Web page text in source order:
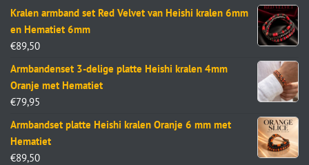
Kralen armband set Red Velvet van Heishi kralen 6mm
en Hematiet 6mm
€89,50
Armbandenset 3-delige platte Heishi kralen 4mm
Oranje met Hematiet
€79,95
Armbandset platte Heishi kralen Oranje 6 mm met
Hematiet
€89,50